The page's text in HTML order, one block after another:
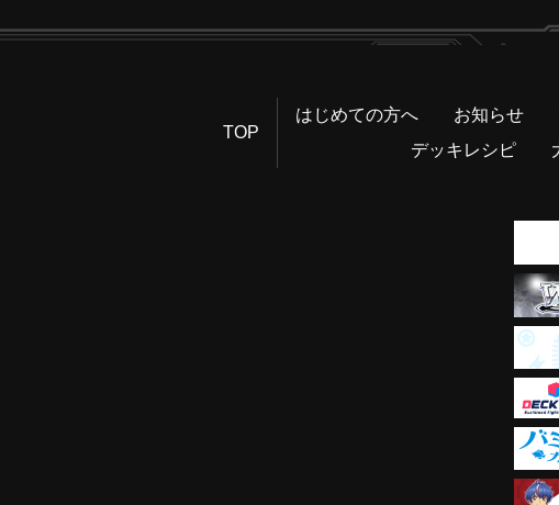
TOP
はじめての方へ お知らせ
デッキレシピ